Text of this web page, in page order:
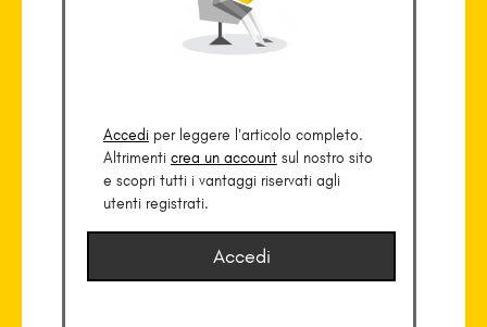
Accediper leggere l’articolo completo.
Altrimenti crea un accountsul nostro sito
e scopri tutti i vantaggi riservati agli
utenti registrati.
Accedi